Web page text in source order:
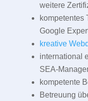
weitere
kompetentes
Google
kreative
international
SEA-
kompetente
Betreuung